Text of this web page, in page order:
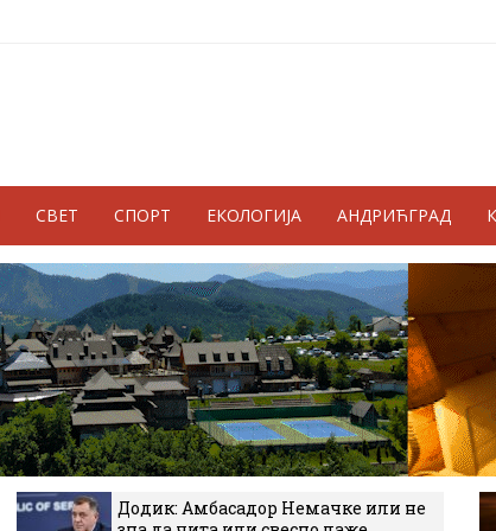
СВЕТ СПОРТ ЕКОЛОГИЈА АНДРИЋГРАД
Додик: Амбасадор Немачке или не